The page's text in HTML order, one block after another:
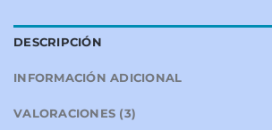
DESCRIPCIÓN
INFORMACIÓN ADICIONAL
VALORACIONES (3)